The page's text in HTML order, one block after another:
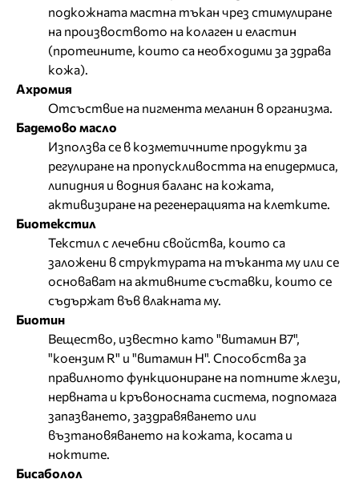
подкожната мастна тъкан чрез стимулиране
на произвоството на колаген и еластин
(протеините, които са необходими за здрава
кожа).
Ахромия
Отсъствие на пигмента меланин в организма.
Бадемово масло
Използва се в козметичните продукти за
регулиране на пропускливостта на епидермиса,
липидния и водния баланс на кожата,
активизиране на регенерацията на клетките.
Биотекстил
Текстил с лечебни свойства, които са
заложени в структурата на тъканта му или се
основават на активните съставки, които се
съдържат във влакната му.
Биотин
Вещество, известно като "витамин В7",
"коензим R" и "витамин Н". Способства за
правилното функциониране на потните жлези,
нервната и кръвоносната система, подпомага
запазването, заздравяването или
възтановяването на кожата, косата и
ноктите.
Бисаболол